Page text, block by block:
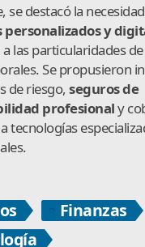
se destacó la
y
las particularidades
Se propusieron
de riesgo, seguros de
profesionaly
tecnologías
Finanzas